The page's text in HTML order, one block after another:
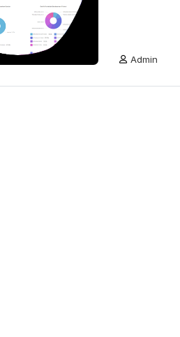
Admin